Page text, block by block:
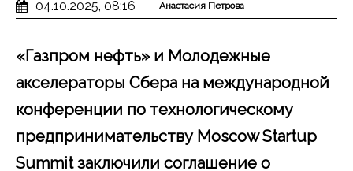
04.10.2025, 08:16 Анастасия Петрова
«Газпром нефть» и Молодежные
акселераторы Сбера на международной
конференции по технологическому
предпринимательству MoscowStartup
Summit заключили соглашение о